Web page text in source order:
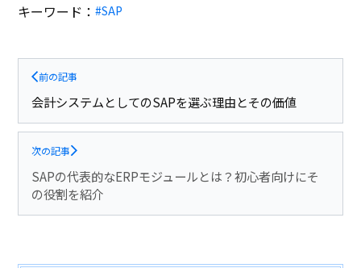
キーワード：#SAP
前の記事
会計システムとしてのSAPを選ぶ理由とその価値
次の記事
SAPの代表的なERPモジュールとは？初心者向けにそ
の役割を紹介